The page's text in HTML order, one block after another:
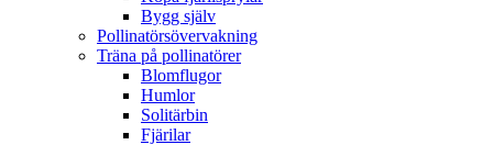
Bygg själv
Pollinatörsövervakning
Träna på pollinatörer
Blomflugor
Humlor
Solitärbin
Fjärilar